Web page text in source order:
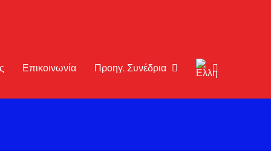
Επικοινωνία Προηγ. Συνέδρια